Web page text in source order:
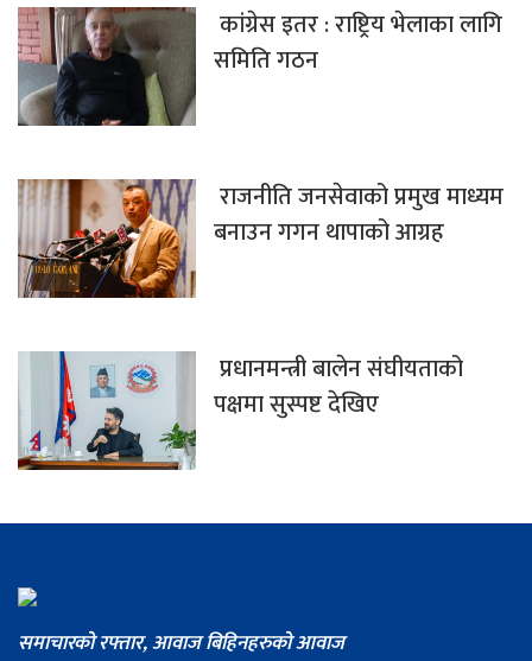
कांग्रेस इतर : राष्ट्रिय भेलाका लागि
समिति गठन
राजनीति जनसेवाको प्रमुख माध्यम
बनाउन गगन थापाको आग्रह
प्रधानमन्त्री बालेन संघीयताको
पक्षमा सुस्पष्ट देखिए
समाचारको रफ्तार, आवाज बिहिनहरुको आवाज